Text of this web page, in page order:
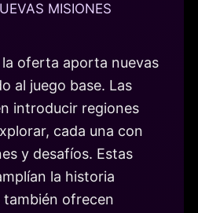
MISIONES
la oferta aporta nuevas
al juego base. Las
introducir regiones
cada una con
y desafíos. Estas
la historia
también ofrecen